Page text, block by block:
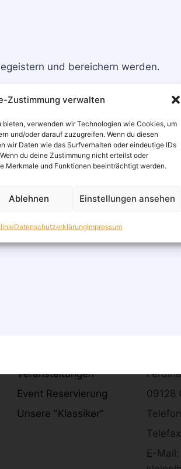
Zustimmung verwalten
bieten, verwenden wir Technologien wie Cookies, um
und/oder darauf zuzugreifen. Wenn du diesen
wir Daten wie das Surfverhalten oder eindeutige IDs
du deine Zustimmung nicht erteilst oder
Merkmale und Funktionen beeinträchtigt werden.
Ablehnen Einstellungen ansehen
DatenschutzerklärungImpressum
Veranstaltungen
Event Reservierung
Unsere "Klassiker"
09128
E-
und bereichern werden.
ihrer ganzen Pracht spüren
verzaubern. Genieße
nicht die Chance, Teil einer
Erlebe unvergessliche Momente,
uns darauf, dich bei unseren
Veranstaltungen